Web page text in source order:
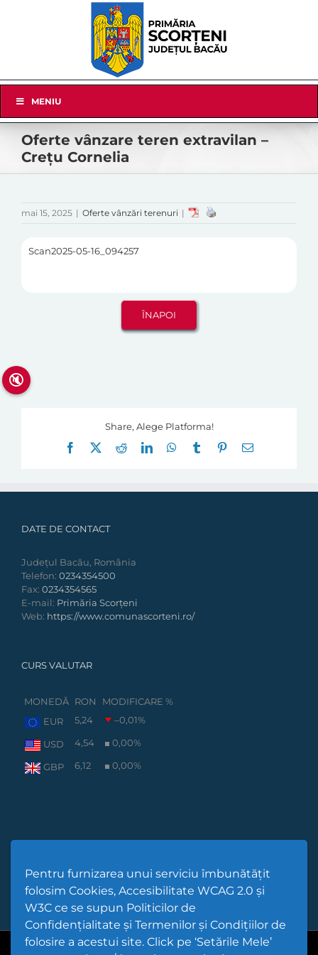
Pentru furnizarea unui serviciu îmbunătățit
folosim Cookies, Accesibilitate WCAG 2.0 și
W3C ce se supun Politicilor de
Confidențialitate și Termenilor și Condițiilor de
folosire a acestui site. Click pe ‘Setările Mele’
Navigation
MENIU
Oferte vânzare teren extravilan –
Crețu Cornelia
mai 15, 2025 | Oferte vânzări terenuri |
Scan2025-05-16_094257
Share, Alege Platforma!
Facebook
RedditLinkedInWhatsApp
Tumblr Pinterest
E-
DATE DE CONTACT
Județul Bacău, România
Telefon: 0234354500
Fax: 0234354565
E-mail: Primăria Scorțeni
Web: https://www.comunascorteni.ro/
CURS VALUTAR
MONEDĂ RON
MODIFICARE %
EUR
5,24 –0,01%
USD 4,54 0,00%
GBP 6,12 0,00%
Cod Județ 4 | Județul Bacău | Tipul UAT - 14 - C - Comună |
🔇